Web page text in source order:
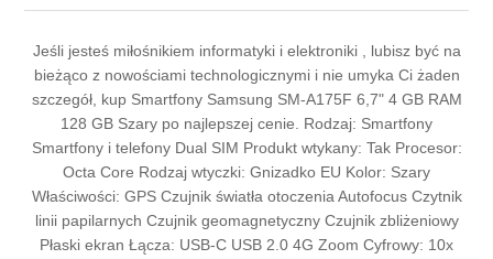
Jeśli jesteś miłośnikiem informatyki i elektroniki , lubisz być na
bieżąco z nowościami technologicznymi i nie umyka Ci żaden
szczegół, kup Smartfony Samsung SM-A175F 6,7" 4 GB RAM
128 GB Szary po najlepszej cenie. Rodzaj: Smartfony
Smartfony i telefony Dual SIM Produkt wtykany: Tak Procesor:
Octa Core Rodzaj wtyczki: Gnizadko EU Kolor: Szary
Właściwości: GPS Czujnik światła otoczenia Autofocus Czytnik
linii papilarnych Czujnik geomagnetyczny Czujnik zbliżeniowy
Płaski ekran Łącza: USB-C USB 2.0 4G Zoom Cyfrowy: 10x